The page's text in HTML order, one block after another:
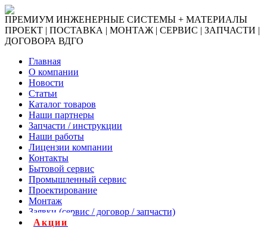
ПРЕМИУМ ИНЖЕНЕРНЫЕ СИСТЕМЫ + МАТЕРИАЛЫ
ПРОЕКТ | ПОСТАВКА | МОНТАЖ | СЕРВИС | ЗАПЧАСТИ |
ДОГОВОРА ВДГО
Главная
О компании
Новости
Статьи
Каталог товаров
Наши партнеры
Запчасти / инструкции
Наши работы
Лицензии компании
Контакты
Бытовой сервис
Промышленный сервис
Проектирование
Монтаж
Заявки (сервис / договор / запчасти)
Акции